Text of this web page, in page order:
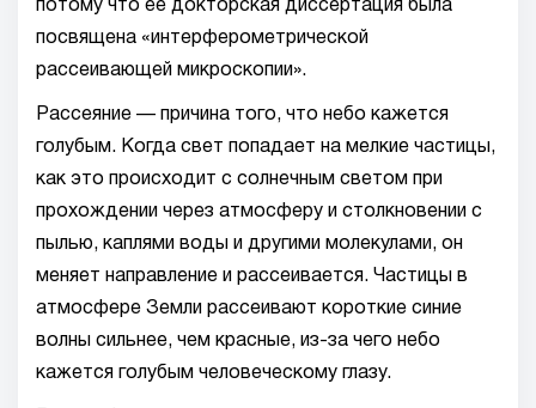
потому что ее докторская диссертация была
посвящена «интерферометрической
рассеивающей микроскопии».
Рассеяние — причина того, что небо кажется
голубым. Когда свет попадает на мелкие частицы,
как это происходит с солнечным светом при
прохождении через атмосферу и столкновении с
пылью, каплями воды и другими молекулами, он
меняет направление и рассеивается. Частицы в
атмосфере Земли рассеивают короткие синие
волны сильнее, чем красные, из-за чего небо
кажется голубым человеческому глазу.